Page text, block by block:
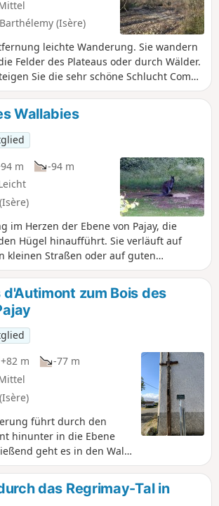
(Isère)
leichte Wanderung. Sie wandern
Felder des Plateaus oder durch Wälder.
Sie die sehr schöne Schlucht Combe
Der Bach ist oft ausgetrocknet,
Bei klarem Wetter können Sie einige
auf die umliegenden Gipfel genießen.
Wallabies
m
-94 m
im Herzen der Ebene von Pajay, die
Hügel hinaufführt. Sie verläuft auf
kleinen Straßen oder auf guten
d'Autimont zum Bois des
+82 m
-77 m
führt durch den
hinunter in die Ebene
geht es in den Wald
zurück nach Pajay.
Abstieg vor der Ebene:
Jahr 1840 an der Ecke
das Regrimay-Tal in